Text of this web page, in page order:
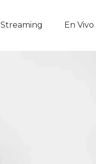
Streaming En Vivo